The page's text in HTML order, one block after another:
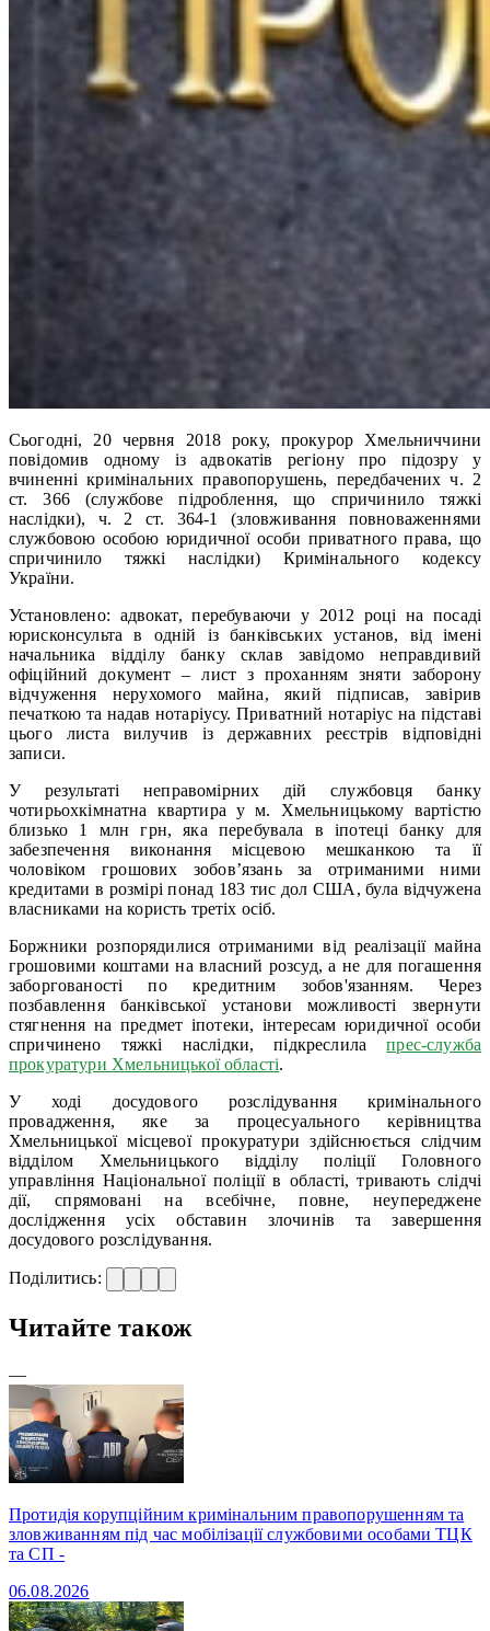
Сьогодні, 20 червня 2018 року, прокурор Хмельниччини
повідомив одному із адвокатів регіону про підозру у
вчиненні кримінальних правопорушень, передбачених ч. 2
ст. 366 (службове підроблення, що спричинило тяжкі
наслідки), ч. 2 ст. 364-1 (зловживання повноваженнями
службовою особою юридичної особи приватного права, що
спричинило тяжкі наслідки) Кримінального кодексу
України.
Установлено: адвокат, перебуваючи у 2012 році на посаді
юрисконсульта в одній із банківських установ, від імені
начальника відділу банку склав завідомо неправдивий
офіційний документ – лист з проханням зняти заборону
відчуження нерухомого майна, який підписав, завірив
печаткою та надав нотаріусу. Приватний нотаріус на підставі
цього листа вилучив із державних реєстрів відповідні
записи.
У результаті неправомірних дій службовця банку
чотирьохкімнатна квартира у м. Хмельницькому вартістю
близько 1 млн грн, яка перебувала в іпотеці банку для
забезпечення виконання місцевою мешканкою та її
чоловіком грошових зобов’язань за отриманими ними
кредитами в розмірі понад 183 тис дол США, була відчужена
власниками на користь третіх осіб.
Боржники розпорядилися отриманими від реалізації майна
грошовими коштами на власний розсуд, а не для погашення
заборгованості по кредитним зобов'язанням. Через
позбавлення банківської установи можливості звернути
стягнення на предмет іпотеки, інтересам юридичної особи
спричинено тяжкі наслідки, підкреслилапрес-служба
прокуратури Хмельницької області.
У ході досудового розслідування кримінального
провадження, яке за процесуального керівництва
Хмельницької місцевої прокуратури здійснюється слідчим
відділом Хмельницького відділу поліції Головного
управління Національної поліції в області, тривають слідчі
дії, спрямовані на всебічне, повне, неупереджене
дослідження усіх обставин злочинів та завершення
досудового розслідування.
Поділитись:
Читайте також
—
Протидія корупційним кримінальним правопорушенням та
зловживанням під час мобілізації службовими особами ТЦК
та СП -
06.08.2026